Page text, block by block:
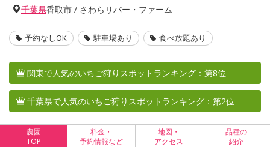
千葉県香取市 / さわらリバー・ファーム
予約なしOK 駐車場あり 食べ放題あり
関東で人気のいちご狩りスポットランキング：第8位
千葉県で人気のいちご狩りスポットランキング：第2位
農園
TOP
料金・
予約情報など
地図・
アクセス
品種の
紹介